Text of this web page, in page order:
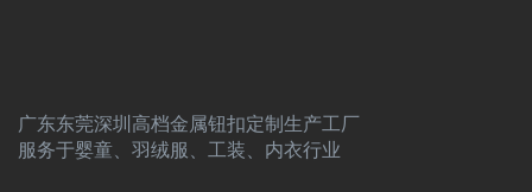
广东东莞深圳高档金属钮扣定制生产工厂
服务于婴童、羽绒服、工装、内衣行业